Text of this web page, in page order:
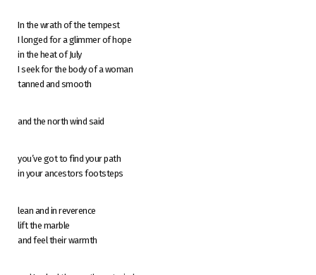
In the wrath of the tempest
I longed for a glimmer of hope
in the heat of July
I seek for the body of a woman
tanned and smooth
and the north wind said
you’ve got to find your path
in your ancestors footsteps
lean and in reverence
lift the marble
and feel their warmth